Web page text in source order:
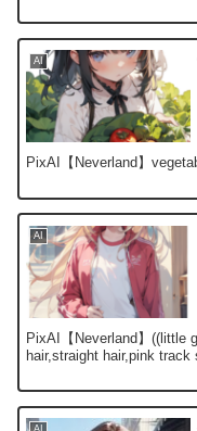
AI
PixAI【Neverland】
AI
PixAI【Neverland】((little
hair,straight hair,pink track
AI